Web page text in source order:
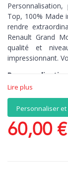
Top, 100% Made
rendre
Renault Grand
qualité et
impressionnant.
Personnalisation
vous avez une
par exemple vos
vos émotions.
Perfection
Lire plus
Personnaliser
60,00 €